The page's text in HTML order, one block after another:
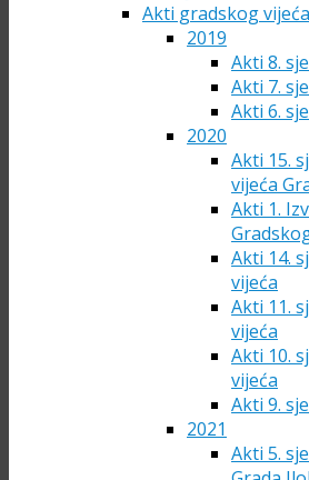
Akti gradskog vijeća
2019
Akti 8.
Akti 7.
Akti 6.
2020
Akti 15.
vijeća
Akti 1.
Akti 14.
vijeća
Akti 11.
vijeća
Akti 10.
vijeća
Akti 9.
2021
Akti 5.